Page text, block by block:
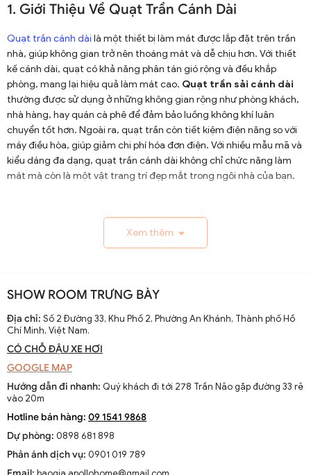
1. Giới Thiệu Về Quạt Trần Cánh Dài
Quạt trần cánh dài là một thiết bị làm mát được lắp đặt trên trần
nhà, giúp không gian trở nên thoáng mát và dễ chịu hơn. Với thiết
kế cánh dài, quạt có khả năng phân tán gió rộng và đều khắp
phòng, mang lại hiệu quả làm mát cao. Quạt trần sải cánh dài
thường được sử dụng ở những không gian rộng như phòng khách,
nhà hàng, hay quán cà phê để đảm bảo luồng không khí luân
chuyển tốt hơn. Ngoài ra, quạt trần còn tiết kiệm điện năng so với
máy điều hòa, giúp giảm chi phí hóa đơn điện. Với nhiều mẫu mã và
kiểu dáng đa dạng, quạt trần cánh dài không chỉ chức năng làm
mát mà còn là một vật trang trí đẹp mắt trong ngôi nhà của bạn.
1.1. Lịch Sử và Sự Phát Triển
pháp thông gió hiệu quả ở các khu vực nhiệt đới. Ban đầu
được làm thủ công và chạy bằng điện từ pin, chúng
nhanh chóng phát triển với sự tiến bộ của công nghệ
điện.
Sự thay đổi và cải tiến qua các thập kỷ
tiến với thiết kế hiện đại, động cơ mạnh mẽ và khả năng
cứu để nâng cao hiệu suất và thẩm mỹ của sản phẩm.
Xu hướng hiện tại trên thị trường
Hiện nay, quạt trần cánh dài không chỉ là thiết bị làm mát
Xem thêm
SHOW ROOM TRƯNG BÀY
Địa chỉ: Số 2 Đường 33, Khu Phố 2, Phường An Khánh, Thành phố Hồ
Chí Minh, Việt Nam.
CÓ CHỖ ĐẬU XE HƠI
GOOGLE MAP
Hướng dẫn đi nhanh: Quý khách đi tới 278 Trần Não gặp đường 33 rẽ
vào 20m
Hotline bán hàng: 09 1541 9868
Dự phòng: 0898 681 898
Phản ánh dịch vụ: 0901 019 789